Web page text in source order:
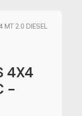
MT 2.0 DIESEL
4X4
-